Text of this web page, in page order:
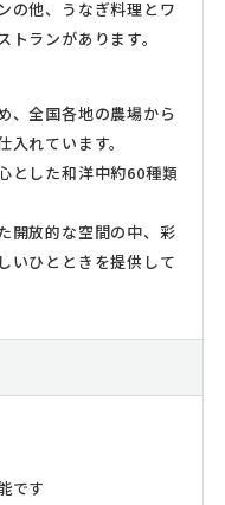
の他、うなぎ料理とワ
ランがあります。
、全国各地の農場から
れています。
とした和洋中約60種類
開放的な空間の中、彩
いひとときを提供して
です